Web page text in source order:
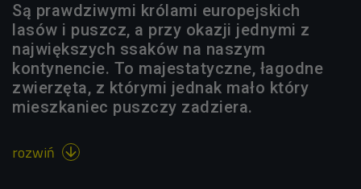
Są prawdziwymi królami europejskich
lasów i puszcz, a przy okazji jednymi z
największych ssaków na naszym
kontynencie. To majestatyczne, łagodne
zwierzęta, z którymi jednak mało który
mieszkaniec puszczy zadziera.
rozwiń 